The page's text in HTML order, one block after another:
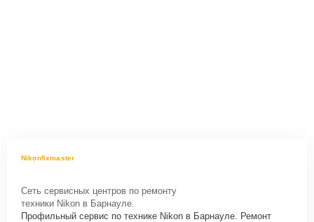
Nikonfixmaster
Сеть сервисных центров по ремонту
техники Nikon в Барнауле.
Профильный сервис по технике Nikon в Барнауле. Ремонт